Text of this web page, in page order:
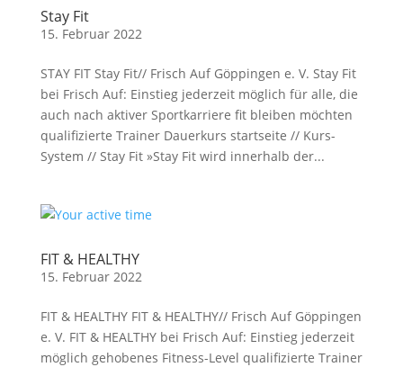
Stay Fit
15. Februar 2022
STAY FIT Stay Fit// Frisch Auf Göppingen e. V. Stay Fit
bei Frisch Auf: Einstieg jederzeit möglich für alle, die
auch nach aktiver Sportkarriere fit bleiben möchten
qualifizierte Trainer Dauerkurs startseite // Kurs-
System // Stay Fit »Stay Fit wird innerhalb der...
FIT & HEALTHY
15. Februar 2022
FIT & HEALTHY FIT & HEALTHY// Frisch Auf Göppingen
e. V. FIT & HEALTHY bei Frisch Auf: Einstieg jederzeit
möglich gehobenes Fitness-Level qualifizierte Trainer